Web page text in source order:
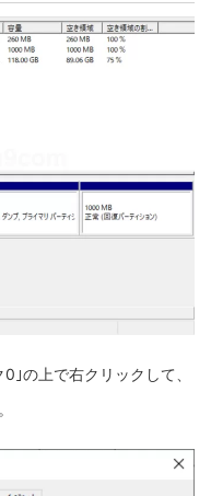
｣の上で右クリックして、